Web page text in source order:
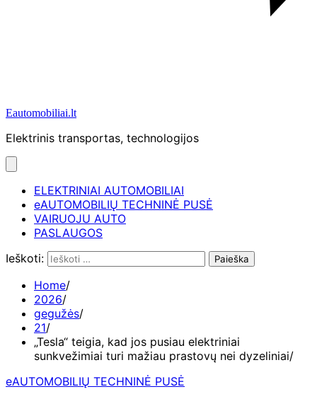
Eautomobiliai.lt
Elektrinis transportas, technologijos
ELEKTRINIAI AUTOMOBILIAI
eAUTOMOBILIŲ TECHNINĖ PUSĖ
VAIRUOJU AUTO
PASLAUGOS
Ieškoti:
Home
2026
gegužės
21
„Tesla“ teigia, kad jos pusiau elektriniai
sunkvežimiai turi mažiau prastovų nei dyzeliniai
eAUTOMOBILIŲ TECHNINĖ PUSĖ